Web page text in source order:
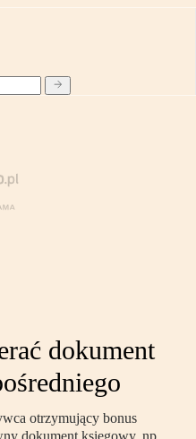
dokument
otrzymujący bonus
dokument księgowy, np.